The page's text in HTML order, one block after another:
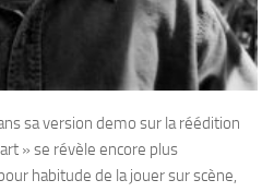
sa version demo sur la réédition
» se révèle encore plus
habitude de la jouer sur scène,